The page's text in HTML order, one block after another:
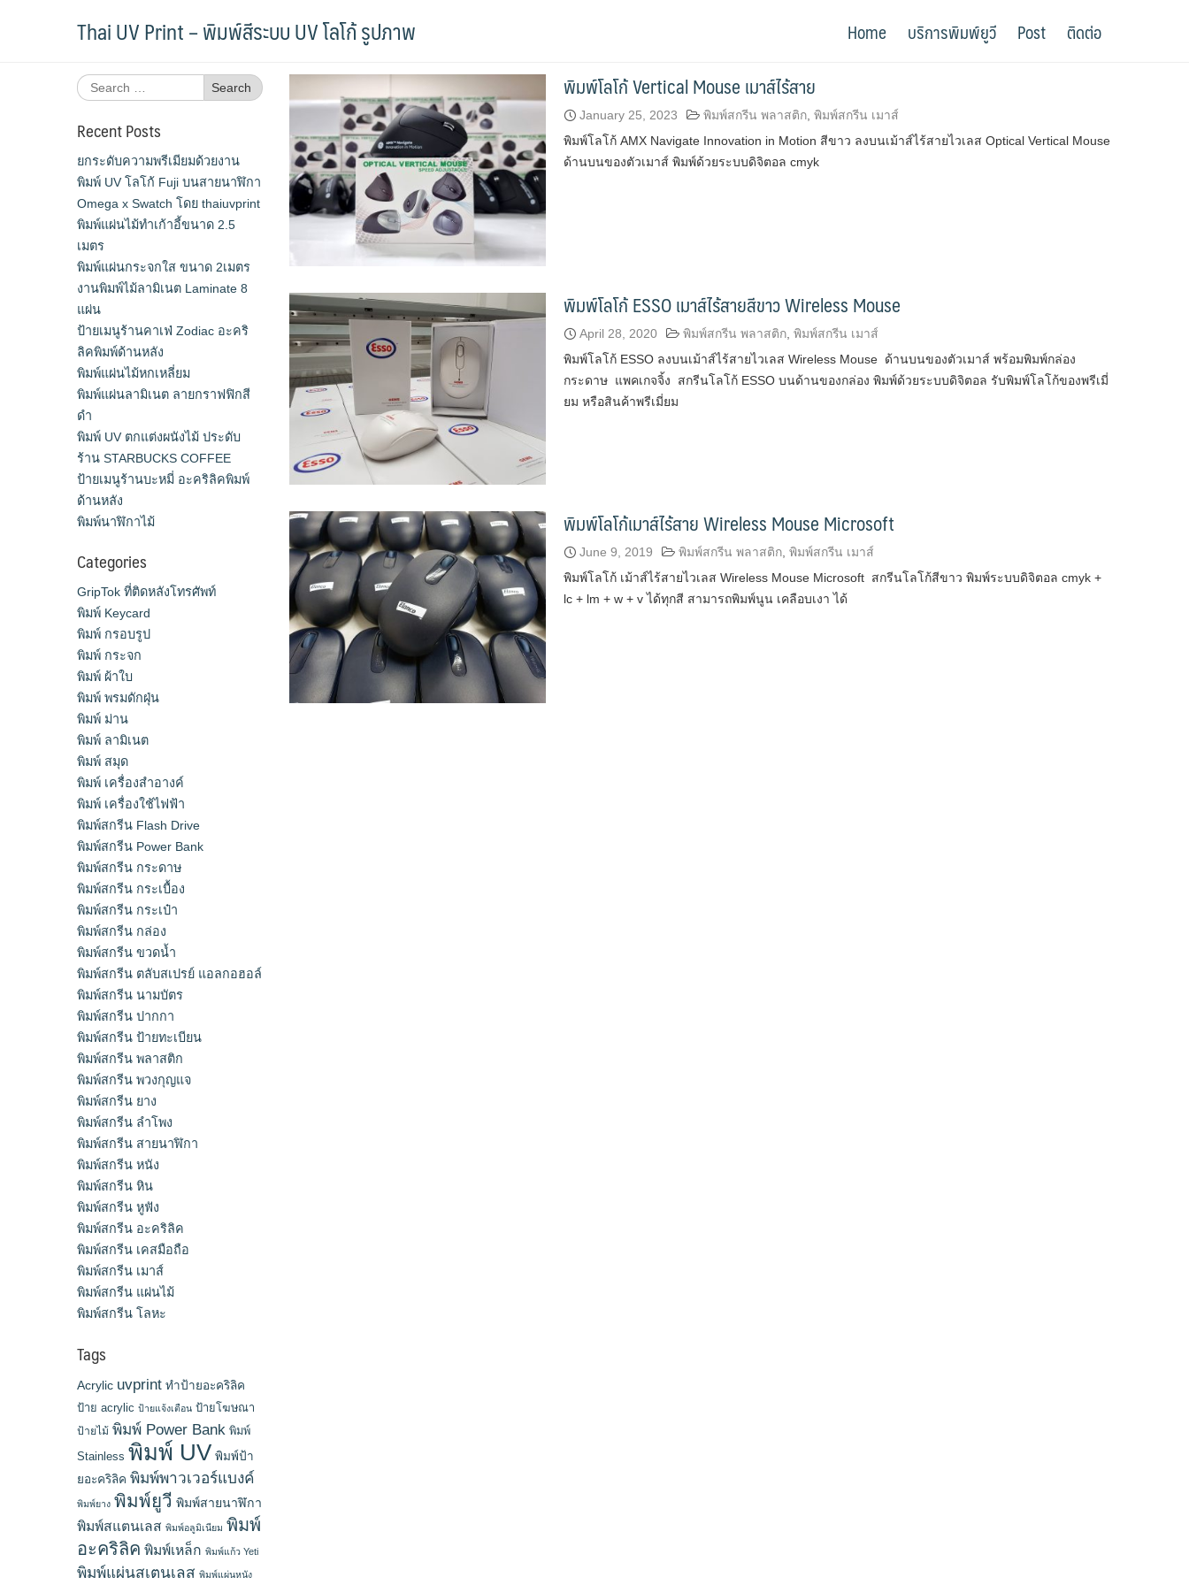
Thai UV Print – พิมพ์สีระบบ UV โลโก้ รูปภาพ Home บริการพิมพ์ยูวี Post ติดต่อ
Tag:พิมพ์โลโก้เมาส์ไร้สาย
พิมพ์โลโก้ Vertical Mouse เมาส์ไร้สาย
January 25, 2023 พิมพ์สกรีน พลาสติก, พิมพ์สกรีน เมาส์
พิมพ์โลโก้ AMX Navigate Innovation in Motion สีขาว ลงบนเม้าส์ไร้สายไวเลส Optical Vertical Mouse
ด้านบนของตัวเมาส์ พิมพ์ด้วยระบบดิจิตอล cmyk
พิมพ์โลโก้ ESSO เมาส์ไร้สายสีขาว Wireless Mouse
April 28, 2020 พิมพ์สกรีน พลาสติก, พิมพ์สกรีน เมาส์
พิมพ์โลโก้ ESSO ลงบนเม้าส์ไร้สายไวเลส Wireless Mouse ด้านบนของตัวเมาส์ พร้อมพิมพ์กล่อง
กระดาษ แพคเกจจิ้ง สกรีนโลโก้ ESSO บนด้านของกล่อง พิมพ์ด้วยระบบดิจิตอล รับพิมพ์โลโก้ของพรีเมี่
ยม หรือสินค้าพรีเมี่ยม
พิมพ์โลโก้เมาส์ไร้สาย Wireless Mouse Microsoft
June 9, 2019 พิมพ์สกรีน พลาสติก, พิมพ์สกรีน เมาส์
พิมพ์โลโก้ เม้าส์ไร้สายไวเลส Wireless Mouse Microsoft สกรีนโลโก้สีขาว พิมพ์ระบบดิจิตอล cmyk +
lc + lm + w + v ได้ทุกสี สามารถพิมพ์นูน เคลือบเงา ได้
Search
for:
Recent Posts
ยกระดับความพรีเมียมด้วยงาน
พิมพ์ UV โลโก้ Fuji บนสายนาฬิกา
Omega x Swatch โดย thaiuvprint
พิมพ์แผ่นไม้ทำเก้าอี้ขนาด 2.5
เมตร
พิมพ์แผ่นกระจกใส ขนาด 2เมตร
งานพิมพ์ไม้ลามิเนต Laminate 8
แผ่น
ป้ายเมนูร้านคาเฟ่ Zodiac อะคริ
ลิคพิมพ์ด้านหลัง
พิมพ์แผ่นไม้หกเหลี่ยม
พิมพ์แผ่นลามิเนต ลายกราฟฟิกสี
ดำ
พิมพ์ UV ตกแต่งผนังไม้ ประดับ
ร้าน STARBUCKS COFFEE
ป้ายเมนูร้านบะหมี่ อะคริลิคพิมพ์
ด้านหลัง
พิมพ์นาฬิกาไม้
Categories
GripTok ที่ติดหลังโทรศัพท์
พิมพ์ Keycard
พิมพ์ กรอบรูป
พิมพ์ กระจก
พิมพ์ ผ้าใบ
พิมพ์ พรมดักฝุ่น
พิมพ์ ม่าน
พิมพ์ ลามิเนต
พิมพ์ สมุด
พิมพ์ เครื่องสําอางค์
พิมพ์ เครื่องใช้ไฟฟ้า
พิมพ์สกรีน Flash Drive
พิมพ์สกรีน Power Bank
พิมพ์สกรีน กระดาษ
พิมพ์สกรีน กระเบื้อง
พิมพ์สกรีน กระเป๋า
พิมพ์สกรีน กล่อง
พิมพ์สกรีน ขวดน้ำ
พิมพ์สกรีน ตลับสเปรย์ แอลกอฮอล์
พิมพ์สกรีน นามบัตร
พิมพ์สกรีน ปากกา
พิมพ์สกรีน ป้ายทะเบียน
พิมพ์สกรีน พลาสติก
พิมพ์สกรีน พวงกุญแจ
พิมพ์สกรีน ยาง
พิมพ์สกรีน ลำโพง
พิมพ์สกรีน สายนาฬิกา
พิมพ์สกรีน หนัง
พิมพ์สกรีน หิน
พิมพ์สกรีน หูฟัง
พิมพ์สกรีน อะคริลิค
พิมพ์สกรีน เคสมือถือ
พิมพ์สกรีน เมาส์
พิมพ์สกรีน แผ่นไม้
พิมพ์สกรีน โลหะ
Tags
Acrylic uvprint ทำป้ายอะคริลิค
ป้าย acrylic ป้ายแจ้งเตือน ป้ายโฆษณา
ป้ายไม้ พิมพ์ Power Bank พิมพ์
Stainless พิมพ์ UV พิมพ์ป้า
ยอะคริลิค พิมพ์พาวเวอร์แบงค์
พิมพ์ยาง พิมพ์ยูวี พิมพ์สายนาฬิกา
พิมพ์สแตนเลส พิมพ์อลูมิเนียม พิมพ์
อะคริลิค พิมพ์เหล็ก พิมพ์แก้ว Yeti
พิมพ์แผ่นสเตนเลส พิมพ์แผ่นหนัง